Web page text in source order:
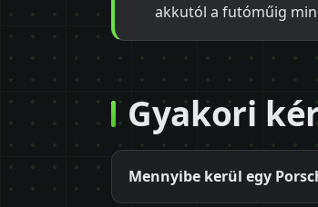
akkutól a futóműig
Gyakori
Mennyibe kerül egy